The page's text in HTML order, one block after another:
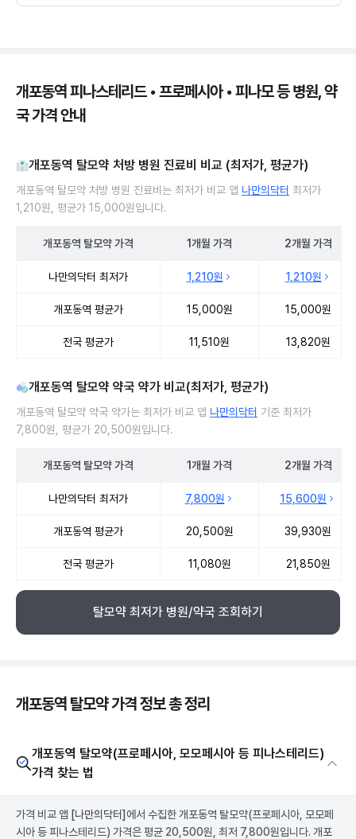
개포동역 피나스테리드 • 프로페시아 • 피나모 등 병원, 약
국 가격 안내
개포동역 탈모약 처방 병원 진료비 비교 (최저가, 평균가)
개포동역 탈모약 처방 병원 진료비는 최저가 비교 앱 나만의닥터 최저가
1,210원, 평균가 15,000원입니다.
개포동역 탈모약가격 1개월 가격 2개월 가격
나만의닥터 최저가 1,210원 1,210원
개포동역 평균가 15,000원 15,000원
전국 평균가 11,510원 13,820원
개포동역 탈모약 약국 약가 비교(최저가, 평균가)
개포동역 탈모약 약국 약가는 최저가 비교 앱 나만의닥터 기준 최저가
7,800원, 평균가 20,500원입니다.
개포동역 탈모약가격 1개월 가격 2개월 가격
나만의닥터 최저가 7,800원 15,600원
개포동역 평균가 20,500원 39,930원
전국 평균가 11,080원 21,850원
탈모약 최저가 병원/약국 조회하기
개포동역 탈모약 가격 정보 총 정리
개포동역 탈모약(프로페시아, 모모페시아 등 피나스테리드)
가격 찾는 법
가격 비교 앱 [나만의닥터] 에서 수집한 개포동역 탈모약(프로페시아, 모모페
시아 등 피나스테리드) 가격은 평균 20,500원, 최저 7,800원입니다. 개포